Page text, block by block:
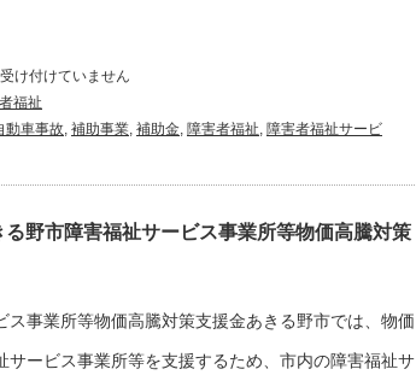
け付けていません
福祉
動車事故, 補助事業, 補助金, 障害者福祉, 障害者福祉サービ
る野市障害福祉サービス事業所等物価高騰対策
ス事業所等物価高騰対策支援金あきる野市では、物価
サービス事業所等を支援するため、市内の障害福祉サ